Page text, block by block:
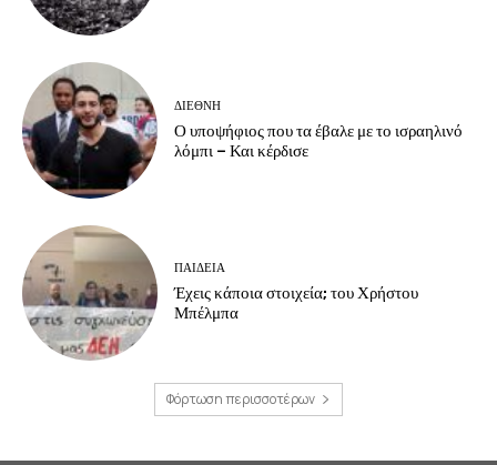
ΔΙΕΘΝΗ
Ο υποψήφιος που τα έβαλε με το ισραηλινό
λόμπι – Και κέρδισε
ΠΑΙΔΕΙΑ
Έχεις κάποια στοιχεία; του Χρήστου
Μπέλμπα
Φόρτωση περισσοτέρων